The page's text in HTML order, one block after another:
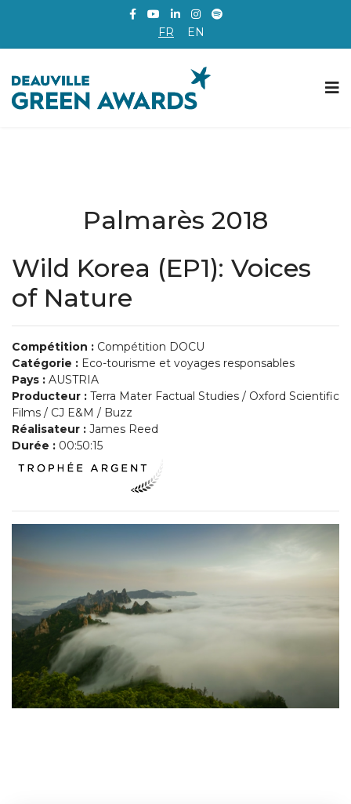
FR EN
Palmarès 2018
Wild Korea (EP1): Voices
of Nature
Compétition : Compétition DOCU
Catégorie : Eco-tourisme et voyages responsables
Pays : AUSTRIA
Producteur : Terra Mater Factual Studies / Oxford Scientific
Films / CJ E&M / Buzz
Réalisateur : James Reed
Durée : 00:50:15